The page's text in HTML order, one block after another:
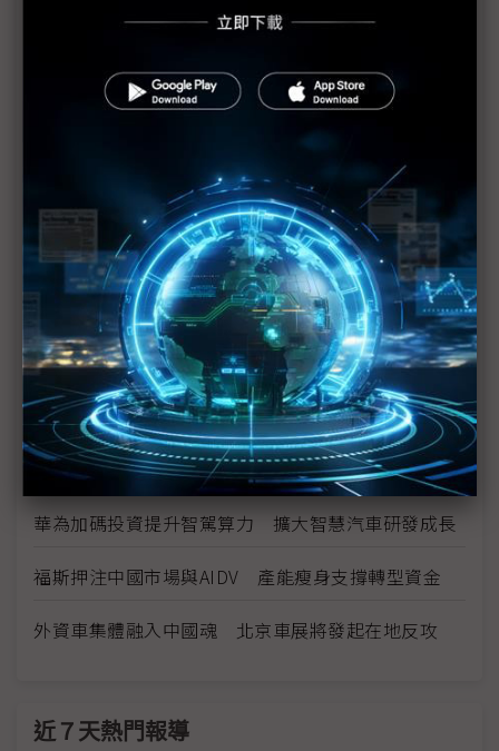
觀察：北京車展三勢力對決 自主品牌AI全開、外資
年產能過剩逾3,000萬輛 中國電動車市場陷血色競
吉利、奇瑞卡位全球供應鏈 北京車展揭示中國汽車
出口成長新戰略
現代北京車展首發Ioniq V 聯手中國5年20款新車全
面進擊
千問、豆包AI上車 北京車展智慧座艙之戰白熱化
北京車展首日 雷軍宣布YU7 GT預計5月底登場
北京車展中歐車企互動成焦點 中國商務部長會晤賓
士董座
華為加碼投資提升智駕算力 擴大智慧汽車研發成長
福斯押注中國市場與AIDV 產能瘦身支撐轉型資金
外資車集體融入中國魂 北京車展將發起在地反攻
近７天熱門報導